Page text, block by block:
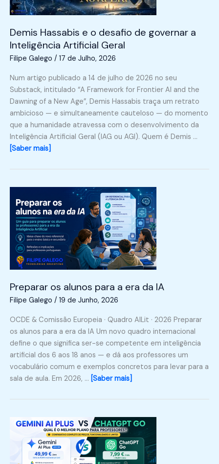
Demis Hassabis e o desafio de governar a
Inteligência Artificial Geral
Filipe Galego / 17 de Julho, 2026
Num artigo publicado a 14 de julho de 2026 no seu
Substack, intitulado “A Framework for Frontier AI and the
Dawning of a New Age”, Demis Hassabis traça um retrato
ambicioso — e simultaneamente cauteloso — do momento
que a humanidade atravessa com o desenvolvimento da
Inteligência Artificial Geral (IAG ou AGI). Quem é Demis …
[Saber mais]
Preparar os alunos para a era da IA
Filipe Galego / 19 de Junho, 2026
OCDE & Comissão Europeia · Quadro AILit · 2026 Preparar
os alunos para a era da IA Um novo quadro internacional
define o que significa ser-se competente em inteligência
artificial dos 6 aos 18 anos — e dá aos professores um
vocabulário comum e exemplos concretos para levar para a
sala de aula. Em 2026, … [Saber mais]